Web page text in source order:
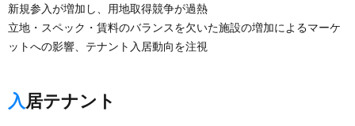
新規参入が増加し、用地取得競争が過熱
立地・スペック・賃料のバランスを欠いた施設の増加によるマーケ
ットへの影響、テナント入居動向を注視
入居テナント